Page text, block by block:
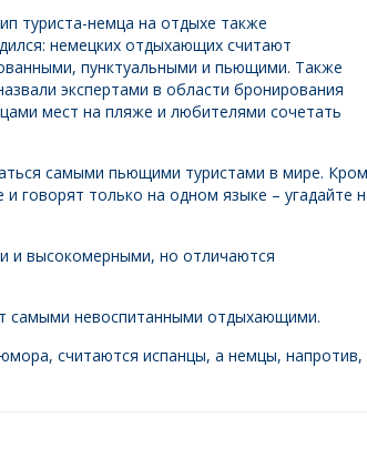
туриста-немца на отдыхе также
немецких отдыхающих считают
пунктуальными и пьющими. Также
экспертами в области бронирования
мест на пляже и любителями сочетать
самыми пьющими туристами в мире.
говорят только на одном языке – угадайте
и высокомерными, но отличаются
самыми невоспитанными отдыхающими.
считаются испанцы, а немцы, напротив,